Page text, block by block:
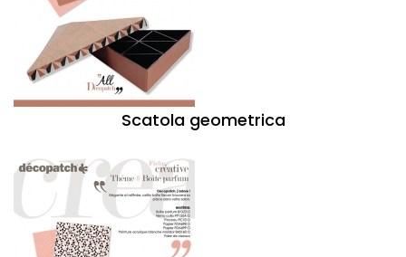
Scatola geometrica